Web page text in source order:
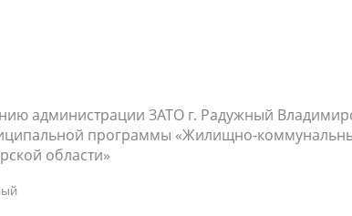
администрации ЗАТО г. Радужный
программы «Жилищно-
области»